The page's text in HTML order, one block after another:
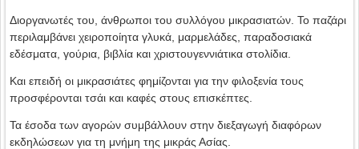
Διοργανωτές του, άνθρωποι του συλλόγου μικρασιατών. Το παζάρι
περιλαμβάνει χειροποίητα γλυκά, μαρμελάδες, παραδοσιακά
εδέσματα, γούρια, βιβλία και χριστουγεννιάτικα στολίδια.
Και επειδή οι μικρασιάτες φημίζονται για την φιλοξενία τους
προσφέρονται τσάι και καφές στους επισκέπτες.
Τα έσοδα των αγορών συμβάλλουν στην διεξαγωγή διαφόρων
εκδηλώσεων για τη μνήμη της μικράς Ασίας.